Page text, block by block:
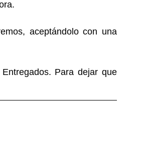
aceptándolo con una
Para dejar que